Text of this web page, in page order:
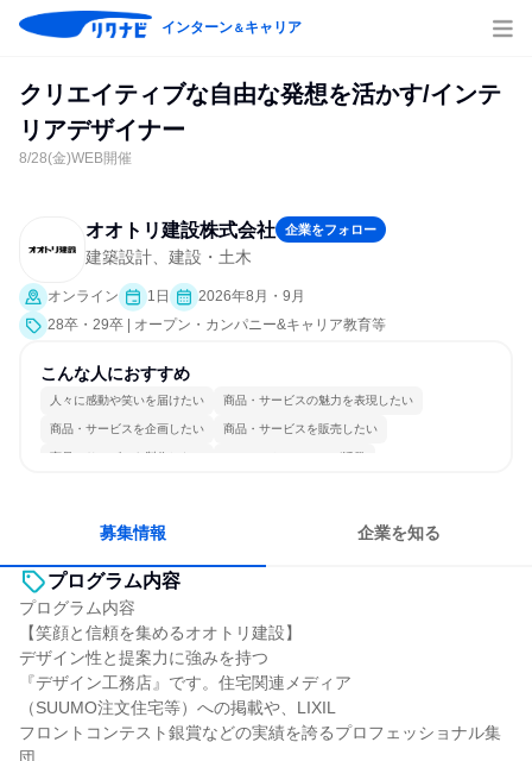
インターン＆キャリア
クリエイティブな自由な発想を活かす/インテ
リアデザイナー
8/28(金)WEB開催
オオトリ建設株式会社 企業をフォロー
建築設計、建設・土木
オンライン 1日
2026年8月・9月
28卒・29卒 | オープン・カンパニー&キャリア教育等
こんな人におすすめ
人々に感動や笑いを届けたい 商品・サービスの魅力を表現したい
商品・サービスを企画したい 商品・サービスを販売したい
商品・サービスを製作したい コミュニケーションが活発
募集情報 企業を知る
プログラム内容
プログラム内容
【笑顔と信頼を集めるオオトリ建設】
デザイン性と提案力に強みを持つ
『デザイン工務店』です。住宅関連メディア
（SUUMO注文住宅等）への掲載や、LIXIL
フロントコンテスト銀賞などの実績を誇るプロフェッショナル集